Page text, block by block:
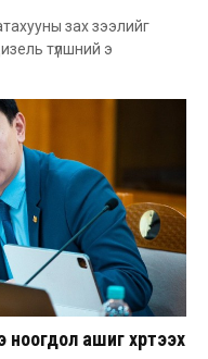
зах зээлийг
түлшний э
ашиг хүртээх